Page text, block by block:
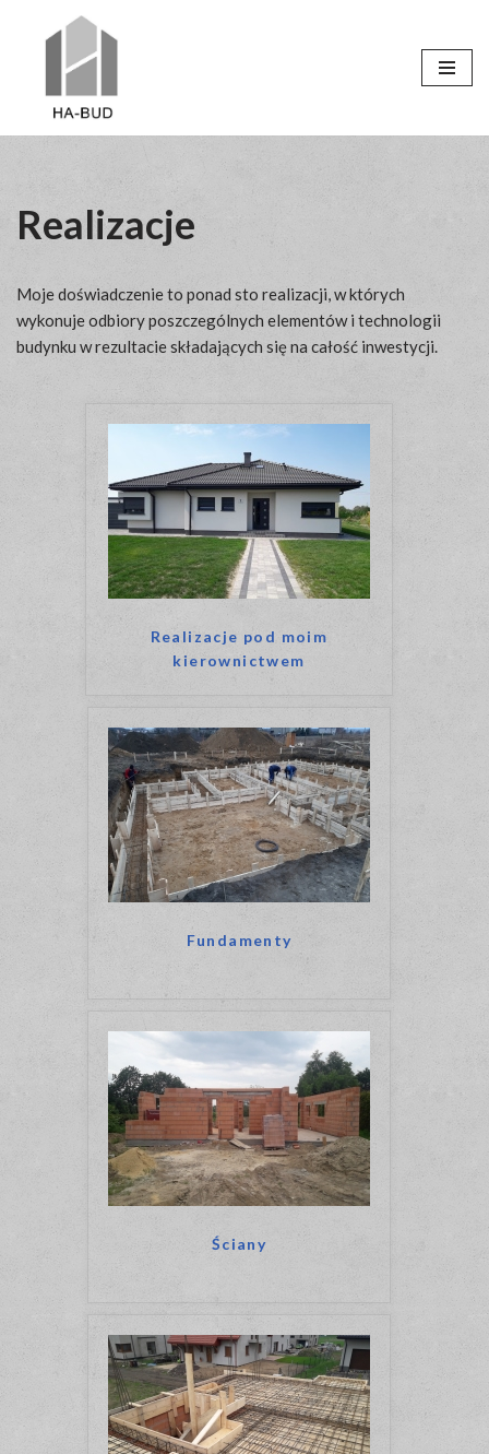
treści
Realizacje
Moje doświadczenie to ponad sto realizacji, w których
wykonuje odbiory poszczególnych elementów i technologii
budynku w rezultacie składających się na całość inwestycji.
Realizacje pod moim
kierownictwem
Fundamenty
Ściany